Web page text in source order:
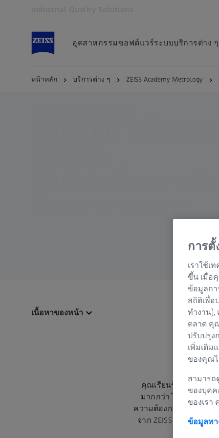
อุตสาหกรรมซอฟต์แวร์ระบบบริการต่าง ๆ
หน้าหลัก บริการต่าง ๆ ZEISS Academy Metrology
เนื้อหาของหน้า
คุณเรียนรู้ได้ดีที่สุดใน
มากกว่า ไม่ว่าจะทาง
ความต้องการและเวล
จาก ZEISS และผู้เข้า
การตั้
เราใช้เ
ขึ้น เมื่อ
ข้อมูลกา
สถิติเพื่อ
ทำงาน),
ตลาด คุ
ปรับปรุง
เพิ่มเติม
ของคุณ
สามารถ
ของบุค
ของเรา
ข้อมูลท